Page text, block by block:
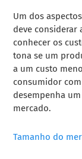
Um dos
deve considerar
conhecer os
tona se um
a um custo
consumidor
desempenha
mercado.
Tamanho do